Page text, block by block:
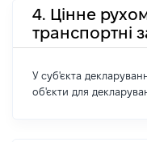
4. Цінне
транспортні
У суб'єкта
об'єкти для